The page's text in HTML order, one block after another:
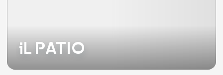
iL PATIO